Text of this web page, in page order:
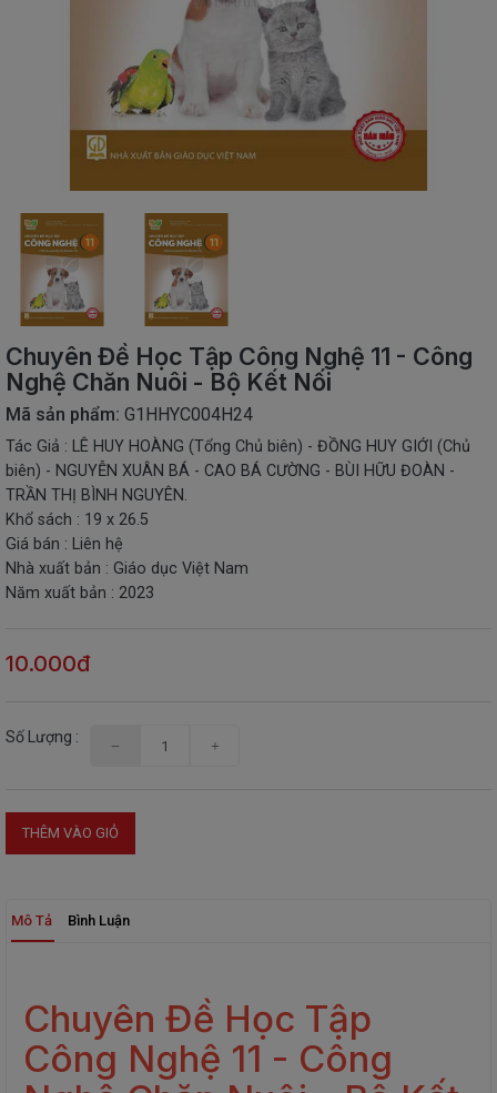
NGOẠI
NGỮ
VPP
-
ĐỒ
DÙNG
SINH
QUÀ
TẶNG
-
ĐỒ
CHƠI
THIẾT
BỊ
-
STEM
Chuyên Đề Học Tập Công Nghệ 11 - Công
Nghệ Chăn Nuôi - Bộ Kết Nối
Mã sản phẩm: G1HHYC004H24
Tác Giả : LÊ HUY HOÀNG (Tổng Chủ biên) - ĐỒNG HUY GIỚI (Chủ
biên) - NGUYỄN XUÂN BÁ - CAO BÁ CƯỜNG - BÙI HỮU ĐOÀN -
TRẦN THỊ BÌNH NGUYÊN.
Khổ sách : 19 x 26.5
Giá bán : Liên hệ
Nhà xuất bản : Giáo dục Việt Nam
Năm xuất bản : 2023
10.000đ
Số Lượng :
THÊM VÀO GIỎ
Mô Tả Bình Luận
Chuyên Đề Học Tập
Công Nghệ 11 - Công